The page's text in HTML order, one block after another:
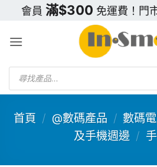
content
會員 滿$300 免運費！門
Products
search
首頁 / @數碼產品 / 數碼
及手機週邊 /